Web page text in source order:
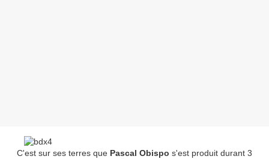
C'est sur ses terres que Pascal Obispo s'est produit durant 3